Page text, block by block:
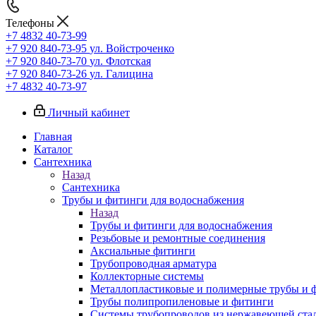
Телефоны
+7 4832 40-73-99
+7 920 840-73-95 ул. Войстроченко
+7 920 840-73-70 ул. Флотская
+7 920 840-73-26 ул. Галицина
+7 4832 40-73-97
Личный кабинет
Главная
Каталог
Сантехника
Назад
Сантехника
Трубы и фитинги для водоснабжения
Назад
Трубы и фитинги для водоснабжения
Резьбовые и ремонтные соединения
Аксиальные фитинги
Трубопроводная арматура
Коллекторные системы
Металлопластиковые и полимерные трубы и
Трубы полипропиленовые и фитинги